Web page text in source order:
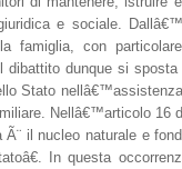
e sociale.
famiglia, con
dunque si
Stato
Nellâ€™articolo 16
il nucleo naturale e
In questa